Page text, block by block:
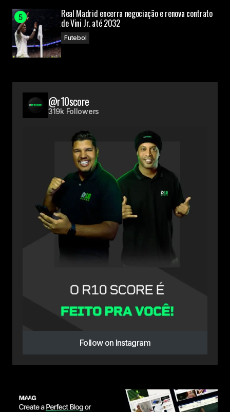
Real Madrid encerra negociação e renova contrato
de Vini Jr. até 2032
Futebol
@r10score
319k Followers
Follow on Instagram